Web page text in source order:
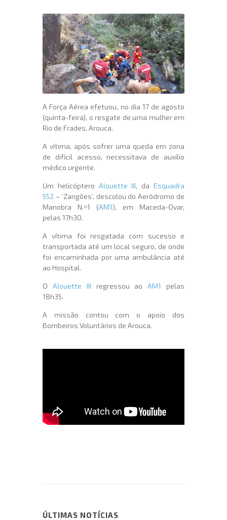
A Força Aérea efetuou, no dia 17 de agosto
(quinta-feira), o resgate de uma mulher em
Rio de Frades, Arouca.
A vítima, após sofrer uma queda em zona
de difícil acesso, necessitava de auxílio
médico urgente.
Um helicóptero Alouette III, da Esquadra
552 – ‘Zangões’, descolou do Aeródromo de
Manobra N.º1 (AM1), em Maceda-Ovar,
pelas 17h30.
A vítima foi resgatada com sucesso e
transportada até um local seguro, de onde
foi encaminhada por uma ambulância até
ao Hospital.
O Alouette III regressou aoAM1
pelas
18h35.
A missão contou com o apoio dos
Bombeiros Voluntários de Arouca.
ÚLTIMAS NOTÍCIAS